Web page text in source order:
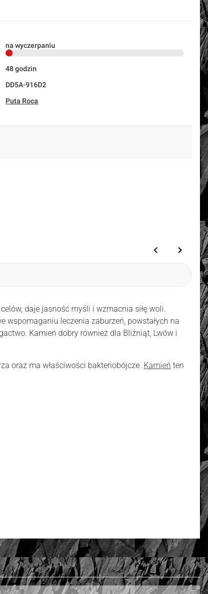
na wyczerpaniu
48 godzin
DD5A-916D2
Puta Roca
daje jasność myśli i wzmacnia siłę woli.
wspomaganiu leczenia zaburzeń, powstałych na
Kamień dobry również dla Bliźniąt, Lwów i
oraz ma właściwości bakteriobójcze. Kamień ten